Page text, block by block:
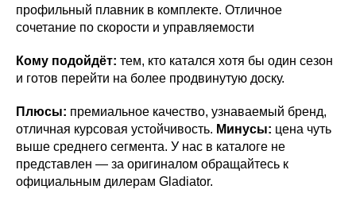
профильный плавник в комплекте. Отличное
сочетание по скорости и управляемости
Кому подойдёт: тем, кто катался хотя бы один сезон
и готов перейти на более продвинутую доску.
Плюсы: премиальное качество, узнаваемый бренд,
отличная курсовая устойчивость. Минусы: цена чуть
выше среднего сегмента. У нас в каталоге не
представлен — за оригиналом обращайтесь к
официальным дилерам Gladiator.